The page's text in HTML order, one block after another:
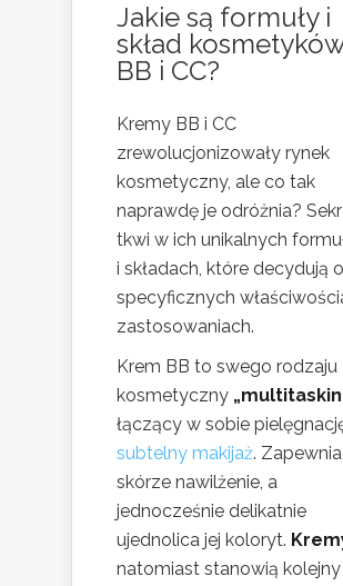
Jakie są formuły i
skład
BB i CC?
Kremy BB i CC
zrewolucjonizowały rynek
kosmetyczny, ale co tak
naprawdę je odróżnia?
tkwi w ich unikalnych
i składach, które decydują
specyficznych
zastosowaniach.
Krem BB to swego rodzaju
kosmetyczny
łączący w sobie
subtelny makijaż.
skórze nawilżenie, a
jednocześnie delikatnie
ujednolica jej koloryt.
natomiast stanowią